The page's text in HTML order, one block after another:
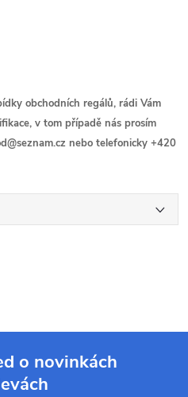
obchodních regálů, rádi Vám
v tom případě nás prosím
nebo telefonicky +420
o novinkách